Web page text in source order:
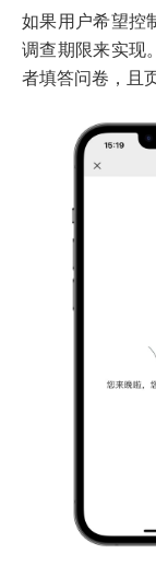
如果用户希望控
调查期限来实现
者填答问卷，且